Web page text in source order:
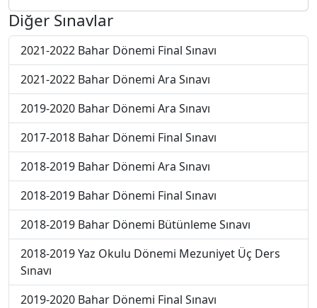
Diğer Sınavlar
2021-2022 Bahar Dönemi Final Sınavı
2021-2022 Bahar Dönemi Ara Sınavı
2019-2020 Bahar Dönemi Ara Sınavı
2017-2018 Bahar Dönemi Final Sınavı
2018-2019 Bahar Dönemi Ara Sınavı
2018-2019 Bahar Dönemi Final Sınavı
2018-2019 Bahar Dönemi Bütünleme Sınavı
2018-2019 Yaz Okulu Dönemi Mezuniyet Üç Ders
Sınavı
2019-2020 Bahar Dönemi Final Sınavı